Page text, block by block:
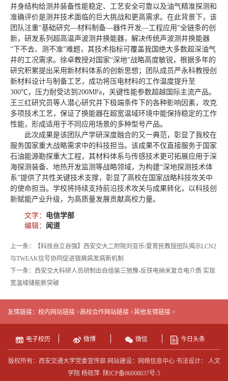
井身结构给测井装备性能稳定、工艺安全可靠以及油气精准探测和
准确评价是测井技术面临的巨大挑战和更高需求。在此背景下，该
团队注重“基础研究—材料制备—器件开发—工程应用”全链条的创
新，研发系列超高温声波测井换能器，解决传统声波测井换能器
“下不去、测不准”难题，其技术指标可覆盖我国绝大多数超深油气
井的工况需求。徐卓教授对国家“深地”战略高度敏锐，根据多年的
研究积累提出采用新材料体系的创新思想；团队成员严永科教授创
新材料设计与制备工艺，成功将压电材料的工作温度提升至
300℃，压力耐受达到200MPa，关键性能参数超越国际主流产品。
王三红研究员等人潜心研究井下极端条件下的各种影响因素，攻克
多项技术工艺，保证了换能器在超宽温域环境中能保持稳定的工作
性能，形成适用于不同应用场景的多种型号产品。
此次成果是该团队产学研深度融合的又一典范，彰显了我校在
服务国家重大战略需求中的科技担当。该成果不仅直接服务于国家
石油能源勘探重大工程，其材料体系与传感技术更可拓展应用于深
海探测装备、地热开发监测等战略领域，为构建“深地探测技术体
系”提供了共性关键技术支撑，彰显了高校在国家战略科技攻关中
的使命担当。学校将持续支持前沿技术攻关与成果转化，以科技创
新赋能产业升级，为高质量发展贡献高校力量。
文字： 电信学部
编辑： 闻道
上一条：【科技自立自强】西安交大二附院刘亚乐/夏育民教授团队揭示LCN2
与TWEAK信号协同促进银屑病发病新机制
下一条：西安交大科研人员研制出自组装三弛豫-反铁电纳米复合电介质 实现
宽温域储能新突破
友情链接： 校内网站链接 >高校合作网站链接 >其他友情链接 >
电子校历 微博 微信 今日头条
版权所有：西安交通大学党委宣传部 网站建设：网络信息中心 书法设计： 人文
学院 杨晓萍 陕ICP备06008037号-5